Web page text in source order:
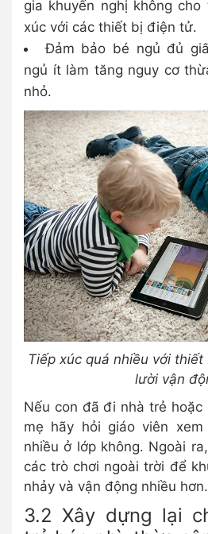
gia khuyến nghị không
xúc với các thiết bị điện tử.
Đảm bảo bé ngủ đủ
ngủ ít làm tăng nguy cơ
nhỏ.
Tiếp xúc quá nhiều với
lười vận
Nếu con đã đi nhà trẻ
mẹ hãy hỏi giáo viên
nhiều ở lớp không. Ngoài
các trò chơi ngoài trời để
nhảy và vận động nhiều hơn.
3.2 Xây dựng lại